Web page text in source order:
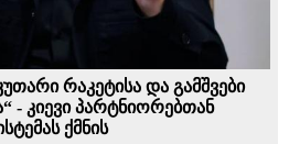
რაკეტისა და გამშვები
- კიევი პარტნიორებთან
ქმნის